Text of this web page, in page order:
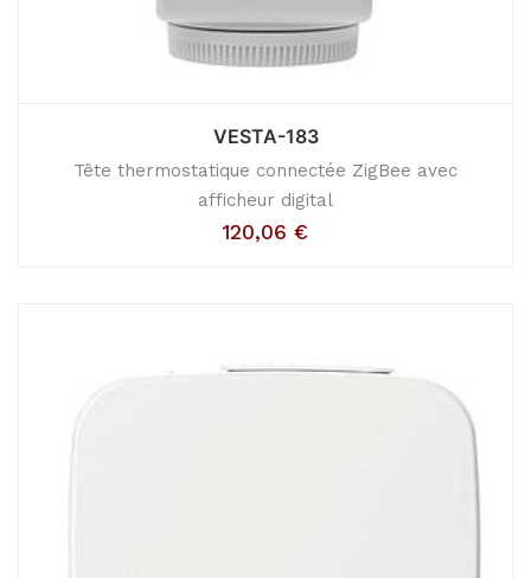
VESTA-183
Tête thermostatique connectée ZigBee avec
afficheur digital
120,06 €